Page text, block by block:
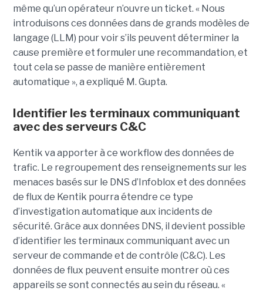
même qu’un opérateur n’ouvre un ticket. « Nous
introduisons ces données dans de grands modèles de
langage (LLM) pour voir s’ils peuvent déterminer la
cause première et formuler une recommandation, et
tout cela se passe de manière entièrement
automatique », a expliqué M. Gupta.
Identifier les terminaux communiquant
avec des serveurs C&C
Kentik va apporter à ce workflow des données de
trafic. Le regroupement des renseignements sur les
menaces basés sur le DNS d’Infoblox et des données
de flux de Kentik pourra étendre ce type
d’investigation automatique aux incidents de
sécurité. Grâce aux données DNS, il devient possible
d’identifier les terminaux communiquant avec un
serveur de commande et de contrôle (C&C). Les
données de flux peuvent ensuite montrer où ces
appareils se sont connectés au sein du réseau. «